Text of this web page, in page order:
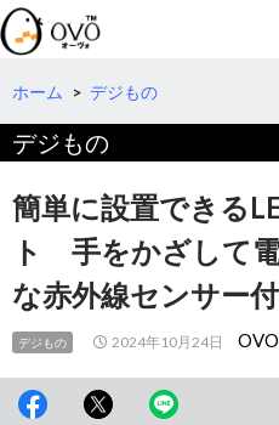
検
索
コ
テ
ツ
へ
移
動
ホーム > デジもの
デジもの
簡単に設置できる
ト 手をかざして
な赤外線センサー
デジもの 2024年10月24日 OVO